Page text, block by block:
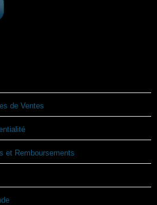
de Ventes
et Remboursements